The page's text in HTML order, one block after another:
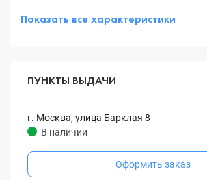
Показать все характеристики
ПУНКТЫ ВЫДАЧИ
г. Москва, улица Барклая 8
В наличии
Оформить заказ